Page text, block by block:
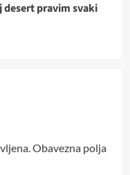
desert pravim svaki
Obavezna polja